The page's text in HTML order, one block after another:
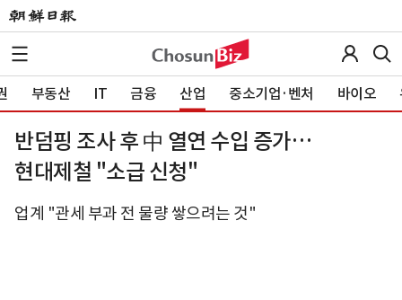
부동산 IT 금융 산업 중소기업·벤처 바이오
반덤핑 조사 후 中 열연 수입 증가…
현대제철 "소급 신청"
업계 "관세 부과 전 물량 쌓으려는 것"